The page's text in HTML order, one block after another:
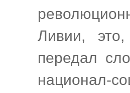
Ливии,
передал
национал-